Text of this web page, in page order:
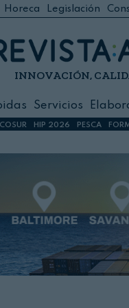
Horeca Legislación
INNOVACIÓN,
Servicios
Foodservice
primas
HIP 2026 PESCA